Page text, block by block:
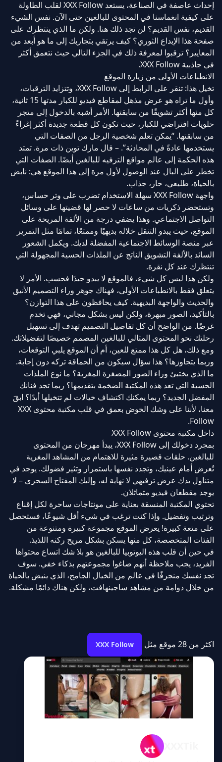
إحداث عاصفة في الصناعة، يستعد XXX Follow لقلب الطاولة
على كيفية انغماسنا في المحتوى للبالغين حتى الآن. نفس الشيء
القديم، نفس القديم؟ لن تجد ذلك هنا. ولكن ما الذي ينتظرك على
صفحة هذا الإبداع الثوري؟ كيف يرتقي بتجاربك إلى ما هو أبعد من
المعايير؟ ترقبوا لمعرفة ذلك في الجزء التالي حيث نتعمق أكثر
في جاذبية XXX Follow.
الانطباعات الأولى من زيارة الموقع
تخيل هذا: تنقر على الرابط إلى XXX Follow، وتتزايد الترقبات،
وأول ما تراه هو عرض مذهل لمقاطع فيديو للكبار مدتها 15 ثانية،
كل منها أكثر تشويقًا من سابقتها. الأمر أشبه بالدخول إلى متجر
حلويات افتراضي للكبار، حيث تكون كل قطعة جديدة أكثر إغراءً
من سابقتها. “يمكن تعلم شخصية الرجل من الصفات التي
يستخدمها عادةً في المحادثة”. – قال مارك توين ذات مرة. تمتد
هذه الحكمة إلى عالم مواقع الترفيه للبالغين أيضًا. الصفات التي
تخطر على البال عند الوصول لأول مرة إلى هذا الموقع هي: نابض
بالحياة، طليعي، حار، جذاب.
واجهة XXX Follow سهلة الاستخدام تضرب على وتر حساس،
وتستحضر ذكريات من ساعات لا حصر لها قضيتها على وسائل
التواصل الاجتماعي. وهذا يضفي درجة من الألفة المريحة على
الموقع، حيث يبدو التنقل خلاله بديهيًا وممتعًا، تمامًا مثل التمرير
عبر منصة الوسائط الاجتماعية المفضلة لديك. ويكمل الشعور
السائد بالألفة التشويق الناتج عن الملذات الحسية المجهولة التي
تنتظرك عند كل نقرة.
ولكن هذا ليس كل شيء، فالموقع لا يبدو جيدًا فحسب. الأمر لا
يتعلق فقط بالانطباعات الأولى، فهناك جوهر وراء التصميم الأنيق
والحديث والواجهة البديهية. كيف يحافظون على هذا التوازن؟
بالتأكيد، الصور مبهرة، ولكن ليس بشكل مجاني، فهي تخدم
غرضًا. من الواضح أن كل تفاصيل التصميم تهدف إلى تسهيل
رحلتك نحو المحتوى المثالي للبالغين المصمم خصيصًا لتفضيلاتك.
ومع ذلك، هل كل هذا ممتع للعين، أم أن الموقع يلبي التوقعات،
وربما يتجاوزها؟ هذا سؤال سيكون من الحماقة تركه دون إجابة.
ما الذي يختبئ وراء الصور المصغرة المغرية؟ ما نوع الملذات
الحسية التي تعد هذه المكتبة الضخمة بتقديمها؟ ربما تجد فنانك
المفضل الجديد؟ ربما يمكنك اكتشاف خيالات لم تتخيلها أبدًا؟ ابقَ
معنا، لأننا على وشك الخوض بعمق في قلب مكتبة محتوى XXX
Follow.
داخل مكتبة محتوى XXX Follow
بمجرد دخولك إلى XXX Follow، يبدأ مهرجان من المحتوى
للبالغين. حلقات قصيرة مثيرة للاهتمام من المشاهد المغرية
تُعرض أمام عينيك، وتجدد نفسها باستمرار وتثير فضولك. يوجد في
متناول يدك عرض ترفيهي لا نهاية له، وإليك المفتاح السحري – لا
يوجد مقطعان فيديو متماثلان.
تحتوي المكتبة المنسقة بعناية على مونتاجات ساحرة لكل إقناع
وترتيب وتفضيل. وإذا كنت ترغب في شيء أقل شيوعًا، فستحصل
على متعة كبيرة! يعرض الموقع مجموعة كبيرة ومتنوعة من
الفئات المتخصصة، كل منها يسكن بشكل مريح ركنه اللذيذ.
في حين أن قلب هذه اليوتوبيا للبالغين هو بلا شك اتساع محتواها
الفريد، يجب ملاحظة أنهم صاغوا مجموعتهم بذكاء خفي. سوف
تجد نفسك منجرفًا في عالم من الخيال الجامح، الذي ينبض بالحياة
من خلال دوامة من مشاهد ساجينهافت، ولكن هناك دائمًا مشكلة.
اكثر من 28 موقع مثل XXX Follow